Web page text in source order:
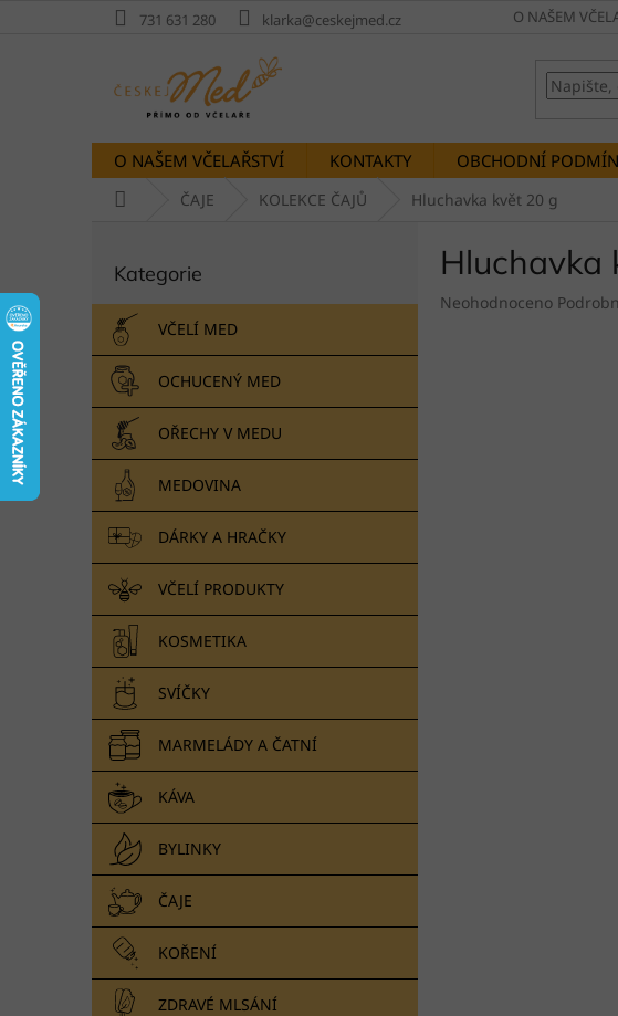
731 631 280 klarka@ceskejmed.cz O NAŠEM
O NAŠEM VČELAŘSTVÍ KONTAKTY OBCHODNÍ
ČAJE KOLEKCE ČAJŮ Hluchavka květ 20 g
t
a
n
p
kategorie
Kategorie
VČELÍ MED
OCHUCENÝ MED
OŘECHY V MEDU
MEDOVINA
DÁRKY A HRAČKY
VČELÍ PRODUKTY
KOSMETIKA
SVÍČKY
MARMELÁDY A ČATNÍ
KÁVA
BYLINKY
ČAJE
KOŘENÍ
ZDRAVÉ MLSÁNÍ
Hluchavka
Průměrné
Neohodnoceno